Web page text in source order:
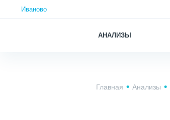
Иваново
АНАЛИЗЫ
Главная Анализы